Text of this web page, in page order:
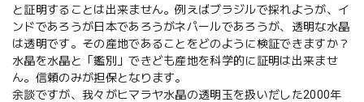
と証明することは出来ません。例えばブラジルで採れようが、イ
ンドであろうが日本であろうがネパールであろうが、透明な水晶
は透明です。その産地であることをどのように検証できますか？
水晶を水晶と「鑑別」できども産地を科学的に証明は出来ませ
ん。信頼のみが担保となります。
余談ですが、我々がヒマラヤ水晶の透明玉を扱いだした2000年